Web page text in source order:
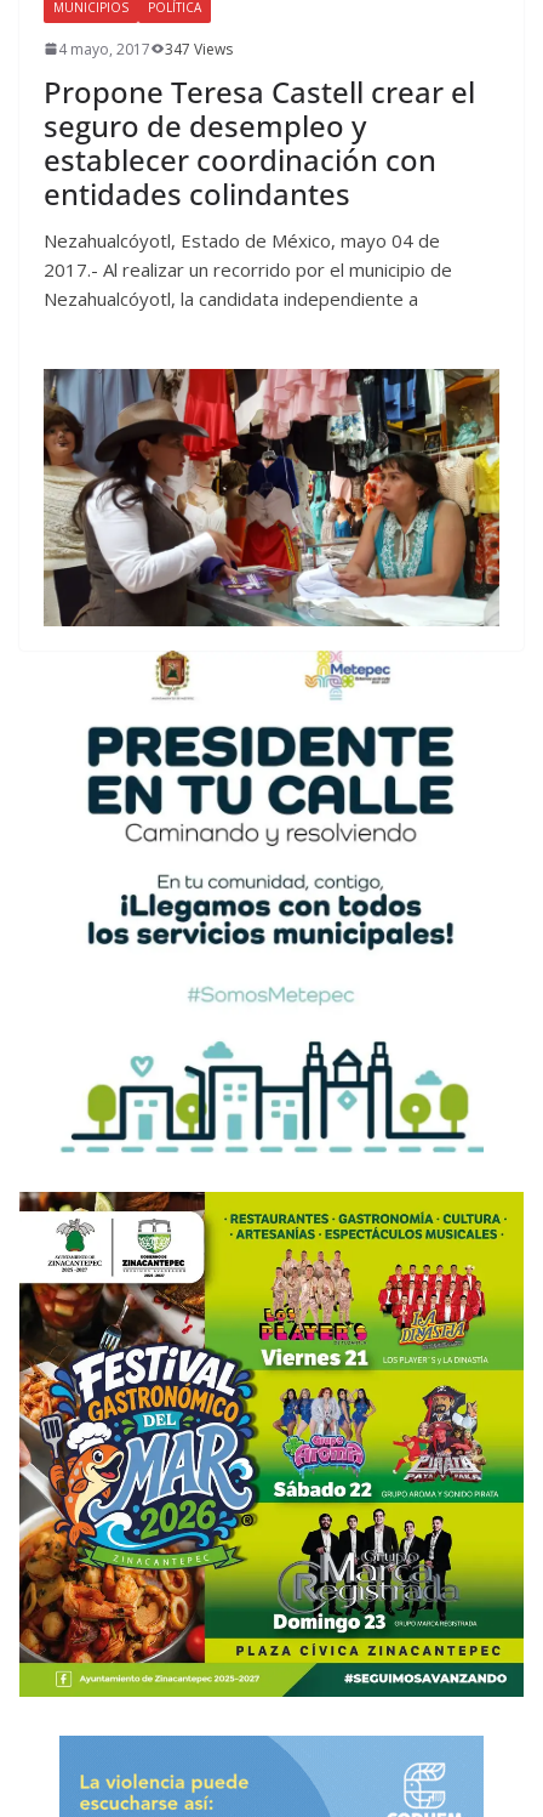
MUNICIPIOS POLÍTICA
4 mayo, 2017 347 Views
Propone Teresa Castell crear el
seguro de desempleo y
establecer coordinación con
entidades colindantes
Nezahualcóyotl, Estado de México, mayo 04 de
2017.- Al realizar un recorrido por el municipio de
Nezahualcóyotl, la candidata independiente a